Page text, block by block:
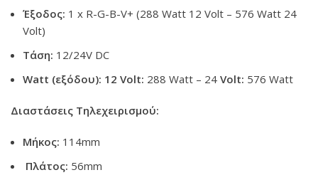
Έξοδος: 1 x R-G-B-V+ (288 Watt 12 Volt – 576 Watt 24
Volt)
Τάση: 12/24V DC
Watt (εξόδου): 12 Volt: 288 Watt – 24 Volt: 576 Watt
Διαστάσεις Τηλεχειρισμού:
Μήκος: 114mm
Πλάτος: 56mm